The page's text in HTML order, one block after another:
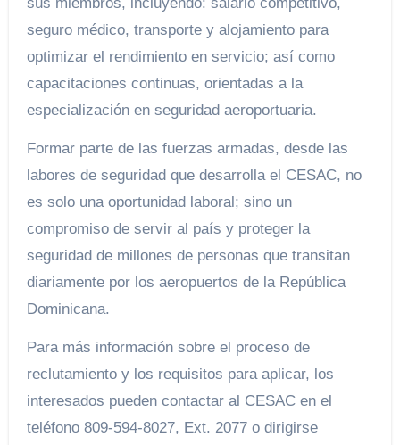
seguro médico, transporte y alojamiento para
optimizar el rendimiento en servicio; así como
capacitaciones continuas, orientadas a la
especialización en seguridad aeroportuaria.
Formar parte de las fuerzas armadas, desde las
labores de seguridad que desarrolla el CESAC, no
es solo una oportunidad laboral; sino un
compromiso de servir al país y proteger la
seguridad de millones de personas que transitan
diariamente por los aeropuertos de la República
Dominicana.
Para más información sobre el proceso de
reclutamiento y los requisitos para aplicar, los
interesados pueden contactar al CESAC en el
teléfono 809-594-8027, Ext. 2077 o dirigirse